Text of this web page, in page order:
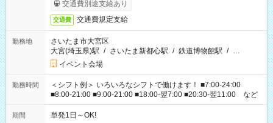
交通費別途支給あり
交通費 交通費規定支給
勤務地
さいたま市大宮区
大宮(埼玉県)駅 / さいたま新都心駅 / 鉄道博物館駅 / …
イベント会場
勤務時間
＜シフト例＞ いろいろなシフトで働けます！ ■7:00-24:00
■8:00-21:00 ■9:00-21:00 ■18:00-翌7:00 ■20:30-翌11:00 など
期間 単発1日～OK!